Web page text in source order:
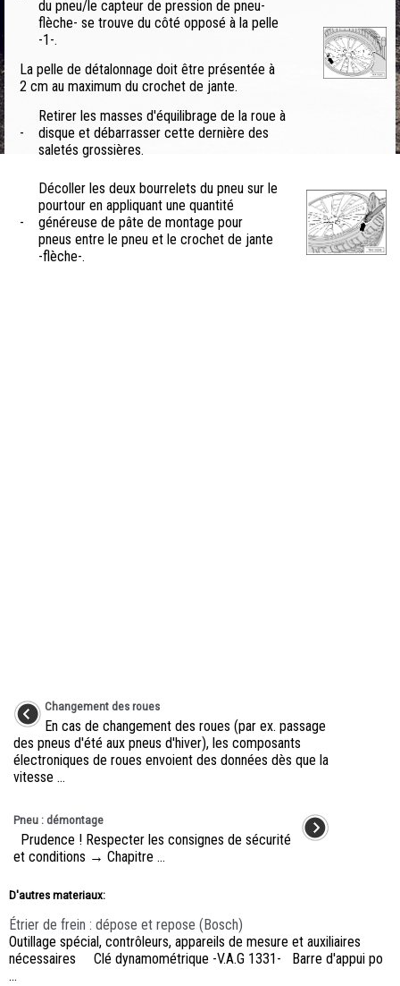
du pneu/le capteur de pression de pneu-
flèche- se trouve du côté opposé à la pelle
-1-.
La pelle de détalonnage doit être présentée à
2 cm au maximum du crochet de jante.
-
Retirer les masses d'équilibrage de la roue à
disque et débarrasser cette dernière des
saletés grossières.
-
Décoller les deux bourrelets du pneu sur le
pourtour en appliquant une quantité
généreuse de pâte de montage pour
pneus entre le pneu et le crochet de jante
-flèche-.
Changement des roues
En cas de changement des roues (par ex. passage
des pneus d'été aux pneus d'hiver), les composants
électroniques de roues envoient des données dès que la
vitesse ...
Pneu : démontage
Prudence ! Respecter les consignes de sécurité
et conditions → Chapitre ...
D'autres materiaux:
Étrier de frein : dépose et repose (Bosch)
Outillage spécial, contrôleurs, appareils de mesure et auxiliaires
nécessaires Clé dynamométrique -V.A.G 1331- Barre d'appui po
...